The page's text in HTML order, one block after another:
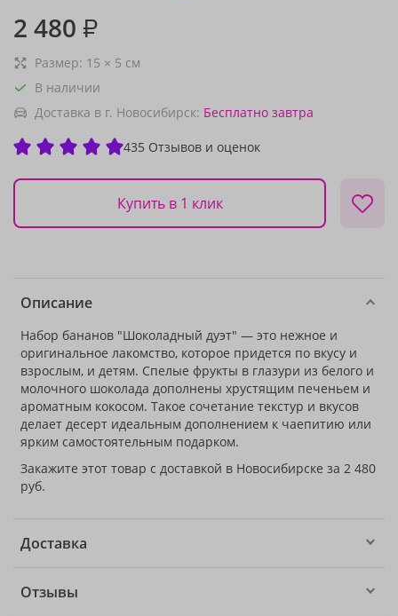
2 480 ₽
Размер: 15 × 5 см
В наличии
Доставка в г. Новосибирск: Бесплатно завтра
435 Отзывов и оценок
Купить в 1 клик
Описание
Набор бананов "Шоколадный дуэт" — это нежное и
оригинальное лакомство, которое придется по вкусу и
взрослым, и детям. Спелые фрукты в глазури из белого и
молочного шоколада дополнены хрустящим печеньем и
ароматным кокосом. Такое сочетание текстур и вкусов
делает десерт идеальным дополнением к чаепитию или
ярким самостоятельным подарком.
Закажите этот товар с доставкой в Новосибирске за 2 480
руб.
Доставка
Отзывы